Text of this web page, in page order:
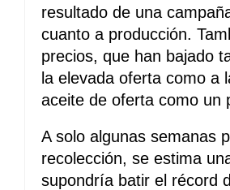
resultado de una
cuanto a producción.
precios, que han bajado
la elevada oferta como a
aceite de oferta como un
A solo algunas semanas
recolección, se estima
supondría batir el récord